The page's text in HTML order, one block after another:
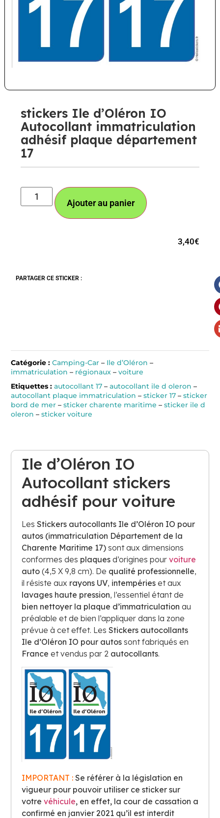
stickers Ile d’Oléron IO
Autocollant immatriculation
adhésif plaque département
17
Ajouter au panier
3,40€
PARTAGER CE STICKER :
Catégorie : Camping-Car– Ile d’Oléron –
immatriculation – régionaux– voiture
Etiquettes : autocollant 17– autocollant ile d oleron –
autocollant plaque immatriculation – sticker 17– sticker
bord de mer– sticker charente maritime – sticker ile d
oleron – sticker voiture
Ile d’Oléron IO
Autocollant stickers
adhésif pour voiture
Les Stickers autocollants Ile d’Oléron IO pour
autos (immatriculation Département de la
Charente Maritime 17)sont aux dimensions
conformes des plaques d’origines pour voiture
auto(4,5 X 9,8 cm). De qualité professionnelle,
il résiste aux rayons UV, intempérieset aux
lavages haute pression, l’essentiel étant de
bien nettoyer la plaque d’immatriculation au
préalable et de bien l’appliquer dans la zone
prévue à cet effet. Les Stickers autocollants
Ile d’Oléron IO pour autossont fabriqués en
France et vendus par 2 autocollants.
IMPORTANT :Se référer à la législation en
vigueur pour pouvoir utiliser ce sticker sur
votre véhicule, en effet, la cour de cassation a
confirmé en janvier 2021 qu’il est interdit